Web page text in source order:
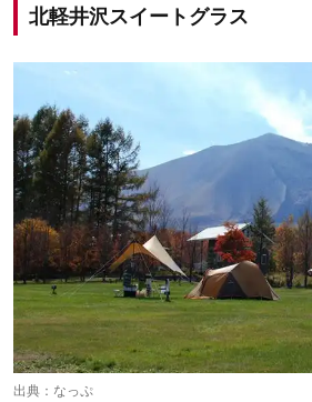
北軽井沢スイートグラス
出典： なっぷ